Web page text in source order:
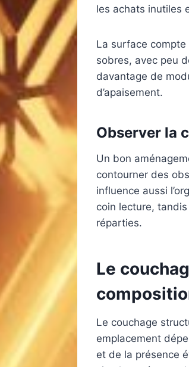
les achats inutiles
La surface compte
sobres, avec peu
davantage de
d’apaisement.
Observer la
Un bon
contourner des
influence aussi
coin lecture,
réparties.
Le
Le couchage
emplacement
et de la présence